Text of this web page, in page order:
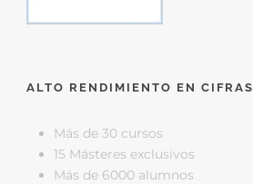
ALTO RENDIMIENTO EN CIFRAS
Más de 30 cursos
15 Másteres exclusivos
Más de 6000 alumnos